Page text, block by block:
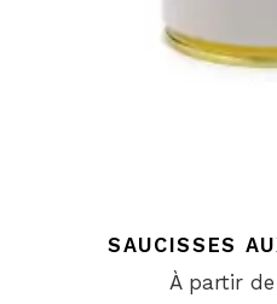
SAUCISSES
À partir de